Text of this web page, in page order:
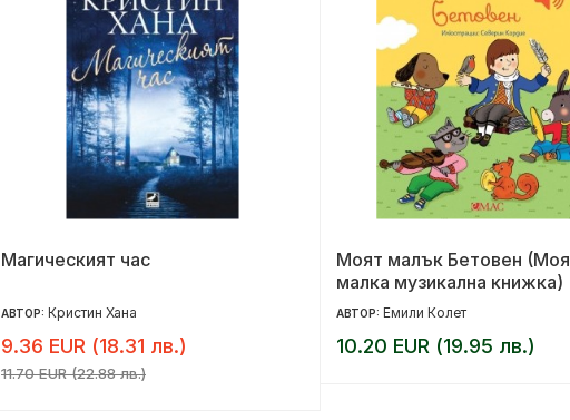
Магическият час
АВТОР: Кристин Хана
9.36 EUR (18.31 лв.)
11.70 EUR (22.88 лв.)
Моят малък Бетовен
малка музикална книжка)
АВТОР: Емили Колет
10.20 EUR (19.95 лв.)